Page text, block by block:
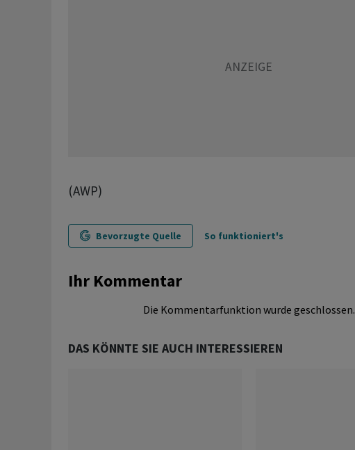
(AWP)
Bevorzugte Quelle So funktioniert's
Ihr Kommentar
Die Kommentarfunktion wurde geschlossen.
DAS KÖNNTE SIE AUCH INTERESSIEREN